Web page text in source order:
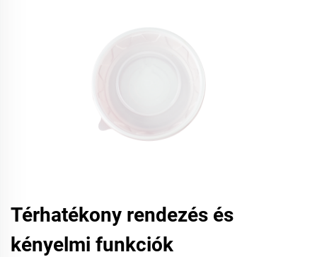
Térhatékony rendezés és
kényelmi funkciók